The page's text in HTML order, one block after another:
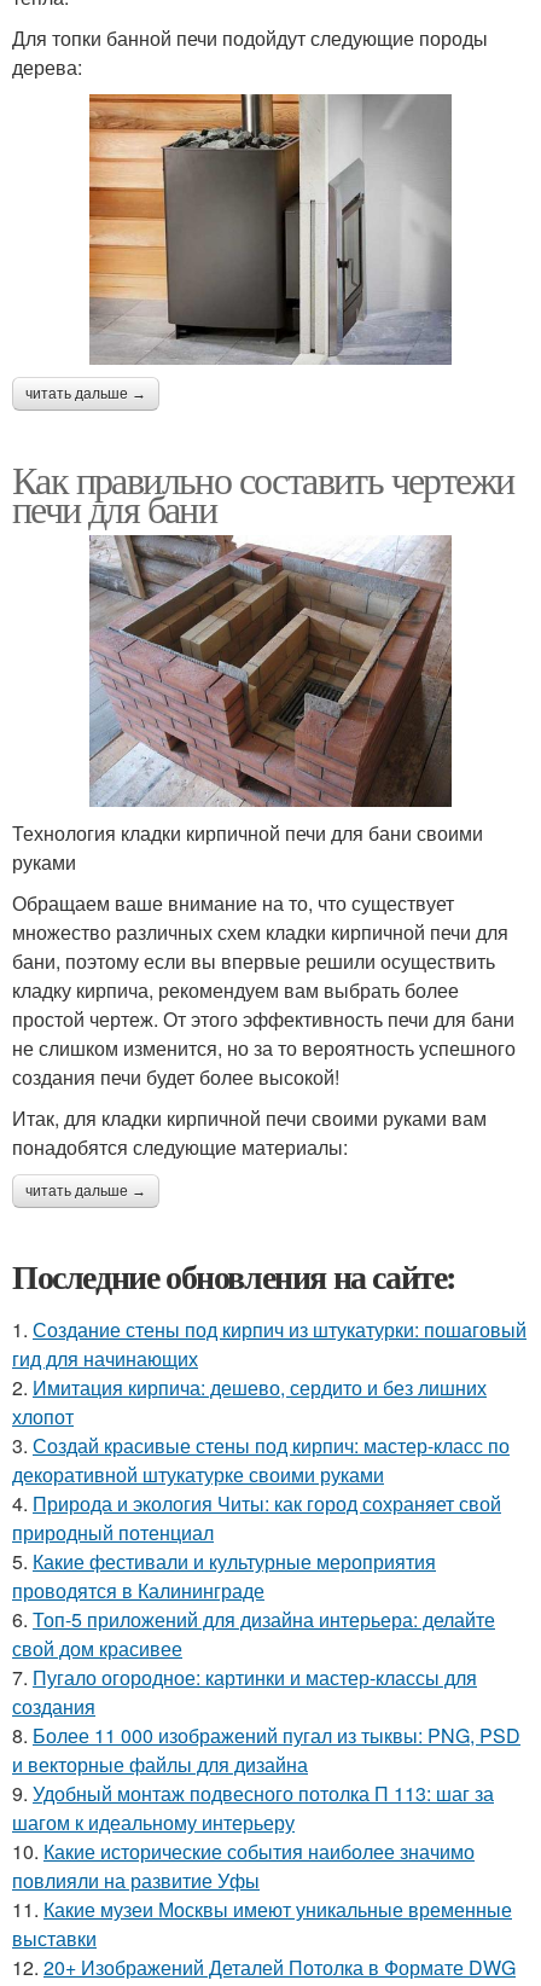
Для топки банной печи подойдут следующие породы
дерева:
читать дальше →
Как правильно составить чертежи
печи для бани
Технология кладки кирпичной печи для бани своими
руками
Обращаем ваше внимание на то, что существует
множество различных схем кладки кирпичной печи для
бани, поэтому если вы впервые решили осуществить
кладку кирпича, рекомендуем вам выбрать более
простой чертеж. От этого эффективность печи для бани
не слишком изменится, но за то вероятность успешного
создания печи будет более высокой!
Итак, для кладки кирпичной печи своими руками вам
понадобятся следующие материалы:
читать дальше →
Последние обновления на сайте:
1. Создание стены под кирпич из штукатурки: пошаговый
гид для начинающих
2. Имитация кирпича: дешево, сердито и без лишних
хлопот
3. Создай красивые стены под кирпич: мастер-класс по
декоративной штукатурке своими руками
4. Природа и экология Читы: как город сохраняет свой
природный потенциал
5. Какие фестивали и культурные мероприятия
проводятся в Калининграде
6. Топ-5 приложений для дизайна интерьера: делайте
свой дом красивее
7. Пугало огородное: картинки и мастер-классы для
создания
8. Более 11 000 изображений пугал из тыквы: PNG, PSD
и векторные файлы для дизайна
9. Удобный монтаж подвесного потолка П 113: шаг за
шагом к идеальному интерьеру
10. Какие исторические события наиболее значимо
повлияли на развитие Уфы
11. Какие музеи Москвы имеют уникальные временные
выставки
12. 20+ Изображений Деталей Потолка в Формате DWG